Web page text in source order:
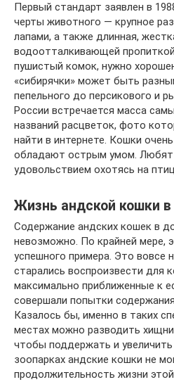
Первый стандарт заявлен в
черты животного — крупное
лапами, а также длинная,
водоотталкивающей
пушистый комок, нужно
«сибирячки» может быть
пепельного до персикового и
России встречается масса
названий расцветок, фото
найти в интернете. Кошки
обладают острым умом. Любят
удовольствием охотясь на
Жизнь андской кошки в
Содержание андских кошек в
невозможно. По крайней мере,
успешного примера. Это вовсе
старались воспроизвести для
максимально приближенные к
совершали попытки
Казалось бы, именно в таких
местах можно разводить
чтобы поддержать и
зоопарках андские кошки не
продолжительность жизни